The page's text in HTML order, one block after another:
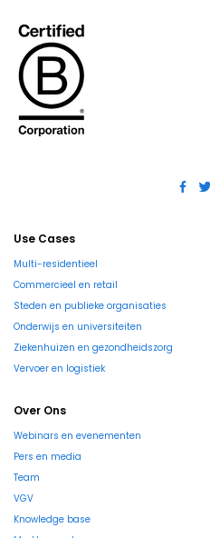
Use Cases
Multi-residentieel
Commercieel en retail
Steden en publieke organisaties
Onderwijs en universiteiten
Ziekenhuizen en gezondheidszorg
Vervoer en logistiek
Over Ons
Webinars en evenementen
Pers en media
Team
VGV
Knowledge base